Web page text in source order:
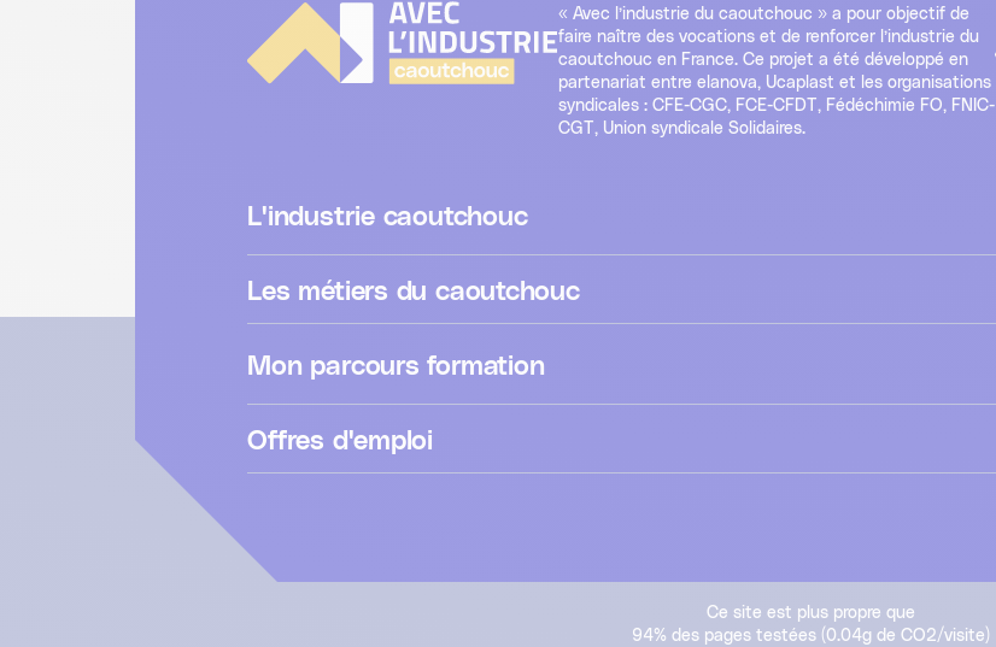
« Avec l’industrie du caoutchouc » a pour objectif de
faire naître des vocations et de renforcer l’industrie du
caoutchouc en France. Ce projet a été développé en
partenariat entre elanova, Ucaplast et les organisations
syndicales : CFE-CGC, FCE-CFDT, Fédéchimie FO, FNIC-
CGT, Union syndicale Solidaires.
L'industrie caoutchouc
Les métiers du caoutchouc
Mon parcours formation
Offres d'emploi
Ce site est plus propre que
94% des pages testées (0.04g de CO2/visite)